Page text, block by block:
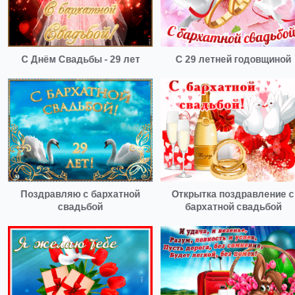
С Днём Свадьбы - 29 лет С 29 летней годовщиной
Поздравляю с бархатной
свадьбой
Открытка поздравление с
бархатной свадьбой